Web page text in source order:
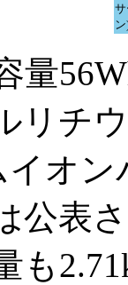
ン
リチ
オ
公表
も